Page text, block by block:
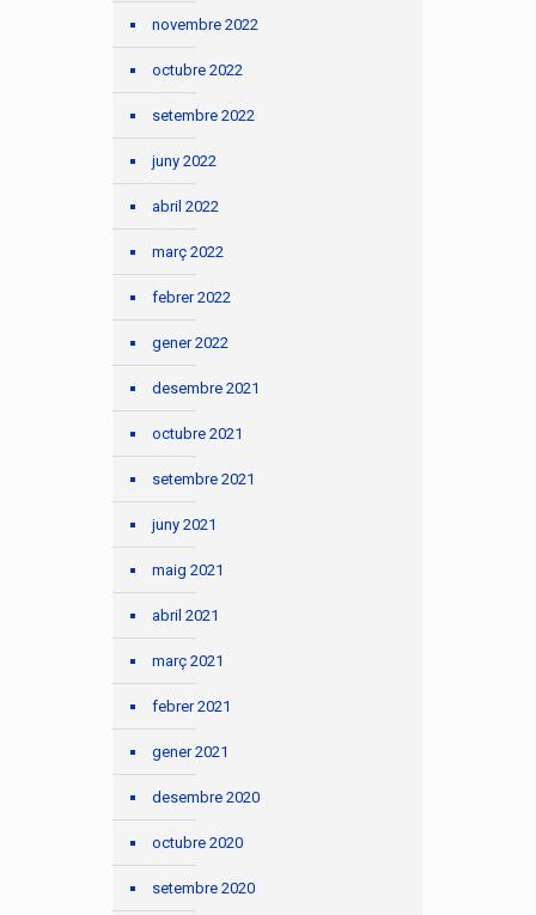
novembre 2022
octubre 2022
setembre 2022
juny 2022
abril 2022
març 2022
febrer 2022
gener 2022
desembre 2021
octubre 2021
setembre 2021
juny 2021
maig 2021
abril 2021
març 2021
febrer 2021
gener 2021
desembre 2020
octubre 2020
setembre 2020